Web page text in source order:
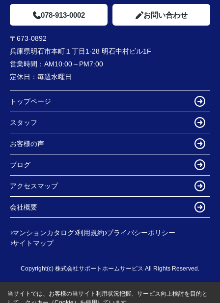
078-913-0002 お問い合わせ
〒673-0892
兵庫県明石市本町１丁目1-28 明石中村ビル1F
営業時間： AM10:00～PM7:00
定休日： 毎週水曜日
トップページ
スタッフ
お客様の声
ブログ
アクセスマップ
会社概要
マンションカタログ 利用規約 プライバシーポリシー
サイトマップ
Copyright(c) 株式会社サポートホームサービス All Rights Reserved.
当サイトでは、お客様の当サイト利用状況把握、サービス向上検討を目的と